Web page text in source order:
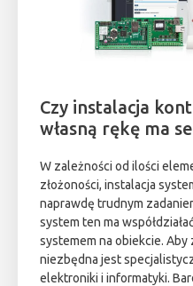
Czy instalacja
własną rękę ma
W zależności od ilości
złożoności, instalacja
naprawdę trudnym
system ten ma
systemem na obiekcie.
niezbędna jest
elektroniki i informatyki.